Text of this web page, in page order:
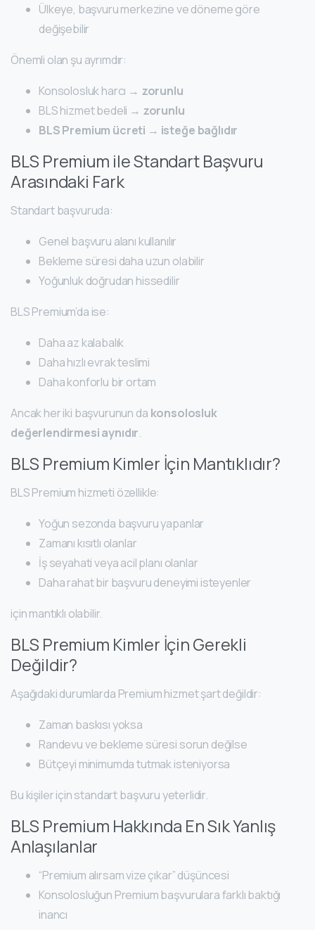
Ülkeye, başvuru merkezine ve döneme göre
değişebilir
Önemli olan şu ayrımdır:
Konsolosluk harcı → zorunlu
BLS hizmet bedeli → zorunlu
BLS Premium ücreti → isteğe bağlıdır
BLS Premium ile Standart Başvuru
Arasındaki Fark
Standart başvuruda:
Genel başvuru alanı kullanılır
Bekleme süresi daha uzun olabilir
Yoğunluk doğrudan hissedilir
BLS Premium’da ise:
Daha az kalabalık
Daha hızlı evrak teslimi
Daha konforlu bir ortam
Ancak her iki başvurunun da konsolosluk
değerlendirmesi aynıdır.
BLS Premium Kimler İçin Mantıklıdır?
BLS Premium hizmeti özellikle:
Yoğun sezonda başvuru yapanlar
Zamanı kısıtlı olanlar
İş seyahati veya acil planı olanlar
Daha rahat bir başvuru deneyimi isteyenler
için mantıklı olabilir.
BLS Premium Kimler İçin Gerekli
Değildir?
Aşağıdaki durumlarda Premium hizmet şart değildir:
Zaman baskısı yoksa
Randevu ve bekleme süresi sorun değilse
Bütçeyi minimumda tutmak isteniyorsa
Bu kişiler için standart başvuru yeterlidir.
BLS Premium Hakkında En Sık Yanlış
Anlaşılanlar
“Premium alırsam vize çıkar” düşüncesi
Konsolosluğun Premium başvurulara farklı baktığı
inancı